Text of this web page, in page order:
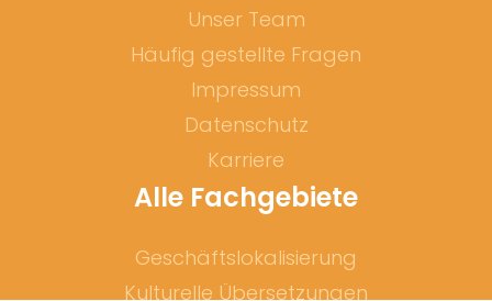
Unser Team
Häufig gestellte Fragen
Impressum
Datenschutz
Karriere
Alle Fachgebiete
Geschäftslokalisierung
Kulturelle Übersetzungen